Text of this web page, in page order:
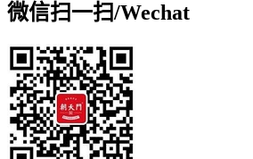
微信扫一扫/Wechat